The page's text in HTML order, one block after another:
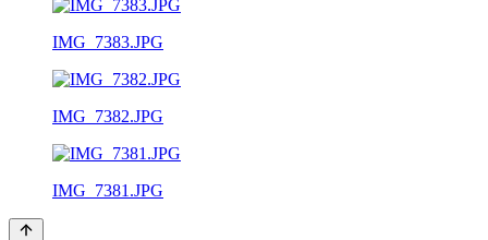
IMG_7383.JPG
IMG_7382.JPG
IMG_7381.JPG